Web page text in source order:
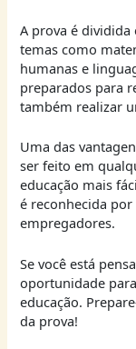
A prova é
temas como
humanas e
preparados para
também realizar
Uma das
ser feito em
educação mais
é reconhecida
empregadores.
Se você está
oportunidade
educação.
da prova!